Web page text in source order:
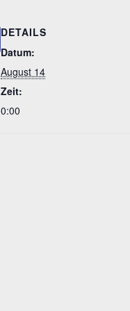
DETAILS
Datum:
August 14
Zeit:
0:00